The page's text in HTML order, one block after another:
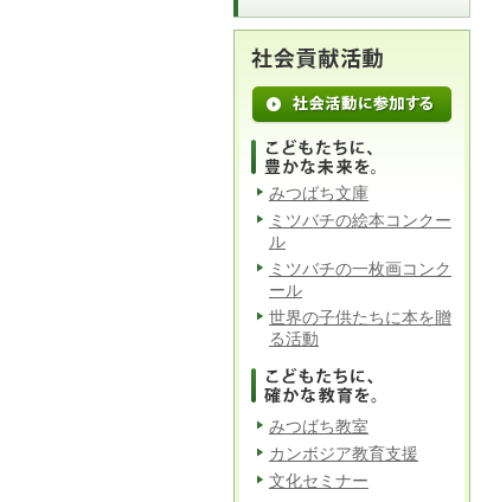
みつばち文庫
ミツバチの絵本コンクー
ル
ミツバチの一枚画コンク
ール
世界の子供たちに本を贈
る活動
みつばち教室
カンボジア教育支援
文化セミナー